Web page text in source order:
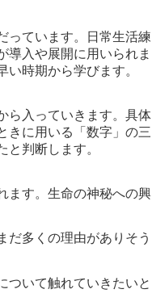
っています。日常生活練
導入や展開に用いられま
時期から学びます。
ら入っていきます。具体
きに用いる「数字」の三
判断します。
ます。生命の神秘への興
だ多くの理由がありそう
ついて触れていきたいと